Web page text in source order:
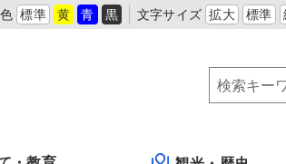
標準 黄 青 黒 文字サイズ 拡大 標準